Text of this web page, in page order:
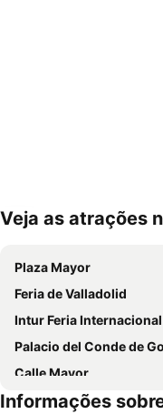
Ampliar mapa
Veja as atrações
Plaza Mayor
Feria de Valladolid
Intur Feria Internacional De Turismo De
Palacio del Conde de Gondomar o Casa
Calle Mayor
Valladolid Latino
Informações